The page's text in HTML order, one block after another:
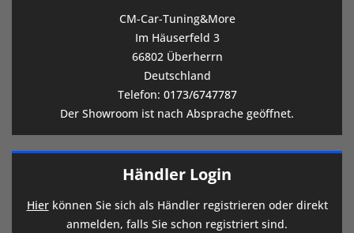
CM-Car-Tuning&More
Im Häuserfeld 3
66802 Überherrn
Deutschland
Telefon: 0173/6747787
Der Showroom ist nach Absprache geöffnet.
Händler Login
Hierkönnen Sie sich als Händler registrieren oder direkt
anmelden, falls Sie schon registriert sind.